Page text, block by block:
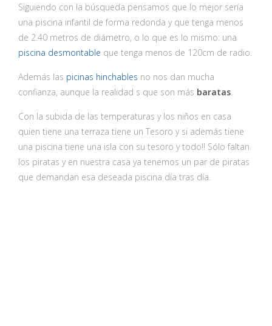
Siguiendo con la búsqueda pensamos que lo mejor sería
una piscina infantil de forma redonda y que tenga menos
de 2.40 metros de diámetro, o lo que es lo mismo: una
piscina desmontable que tenga menos de 120cm de radio.
Además las picinas hinchables no nos dan mucha
confianza, aunque la realidad s que son más baratas
Con la subida de las temperaturas y los niños en casa
quien tiene una terraza tiene un Tesoro y si además tiene
una piscina tiene una isla con su tesoro y todo!! Sólo faltan
los piratas y en nuestra casa ya tenemos un par de piratas
que demandan esa deseada piscina día tras día.